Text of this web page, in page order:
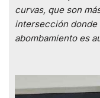
curvas, que son
intersección donde
abombamiento es